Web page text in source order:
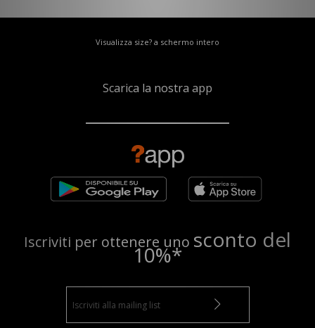
Visualizza size? a schermo intero
Scarica la nostra app
Iscriviti per ottenere uno sconto del
10%*